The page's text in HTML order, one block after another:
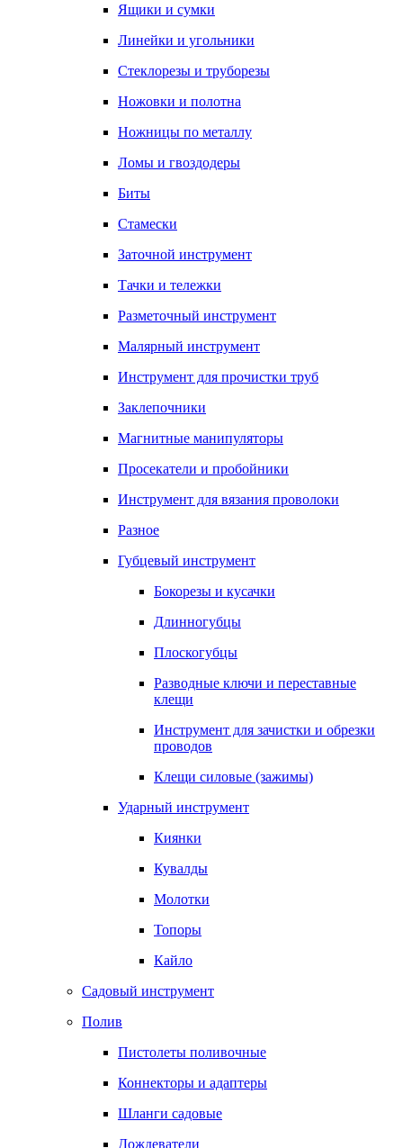
Ящики и сумки
Линейки и угольники
Стеклорезы и труборезы
Ножовки и полотна
Ножницы по металлу
Ломы и гвоздодеры
Биты
Стамески
Заточной инструмент
Тачки и тележки
Разметочный инструмент
Малярный инструмент
Инструмент для прочистки труб
Заклепочники
Магнитные манипуляторы
Просекатели и пробойники
Инструмент для вязания проволоки
Разное
Губцевый инструмент
Бокорезы и кусачки
Длинногубцы
Плоскогубцы
Разводные ключи и переставные
клещи
Инструмент для зачистки и обрезки
проводов
Клещи силовые (зажимы)
Ударный инструмент
Киянки
Кувалды
Молотки
Топоры
Кайло
Садовый инструмент
Полив
Пистолеты поливочные
Коннекторы и адаптеры
Шланги садовые
Дождеватели